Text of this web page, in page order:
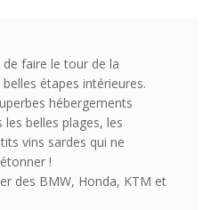
faire le tour de la
étapes intérieures.
hébergements
belles plages, les
vins sardes qui ne
!
des BMW, Honda, KTM et